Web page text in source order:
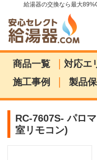
給湯器の交換なら最大
商品一覧 | 対応エ
施工事例
| 製品
RC-7607S- パロ
室リモコン)